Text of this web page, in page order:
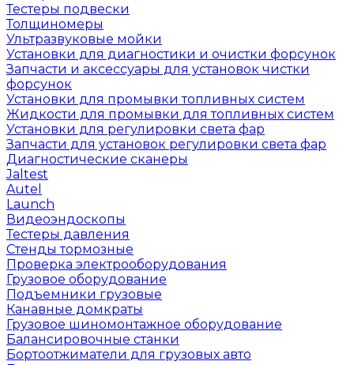
Тестеры подвески
Толщиномеры
Ультразвуковые мойки
Установки для диагностики и очистки форсунок
Запчасти и аксессуары для установок чистки
форсунок
Установки для промывки топливных систем
Жидкости для промывки для топливных систем
Установки для регулировки света фар
Запчасти для установок регулировки света фар
Диагностические сканеры
Jaltest
Autel
Launch
Видеоэндоскопы
Тестеры давления
Стенды тормозные
Проверка электрооборудования
Грузовое оборудование
Подъемники грузовые
Канавные домкраты
Грузовое шиномонтажное оборудование
Балансировочные станки
Бортоотжиматели для грузовых авто